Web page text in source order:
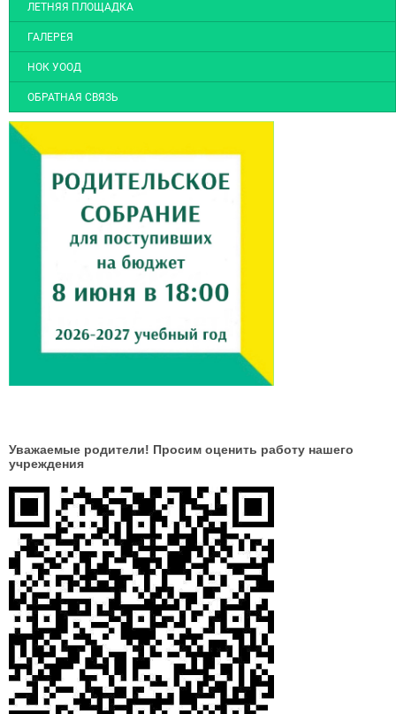
ЛЕТНЯЯ ПЛОЩАДКА
ГАЛЕРЕЯ
НОК УООД
ОБРАТНАЯ СВЯЗЬ
Уважаемые родители! Просим оценить работу нашего
учреждения